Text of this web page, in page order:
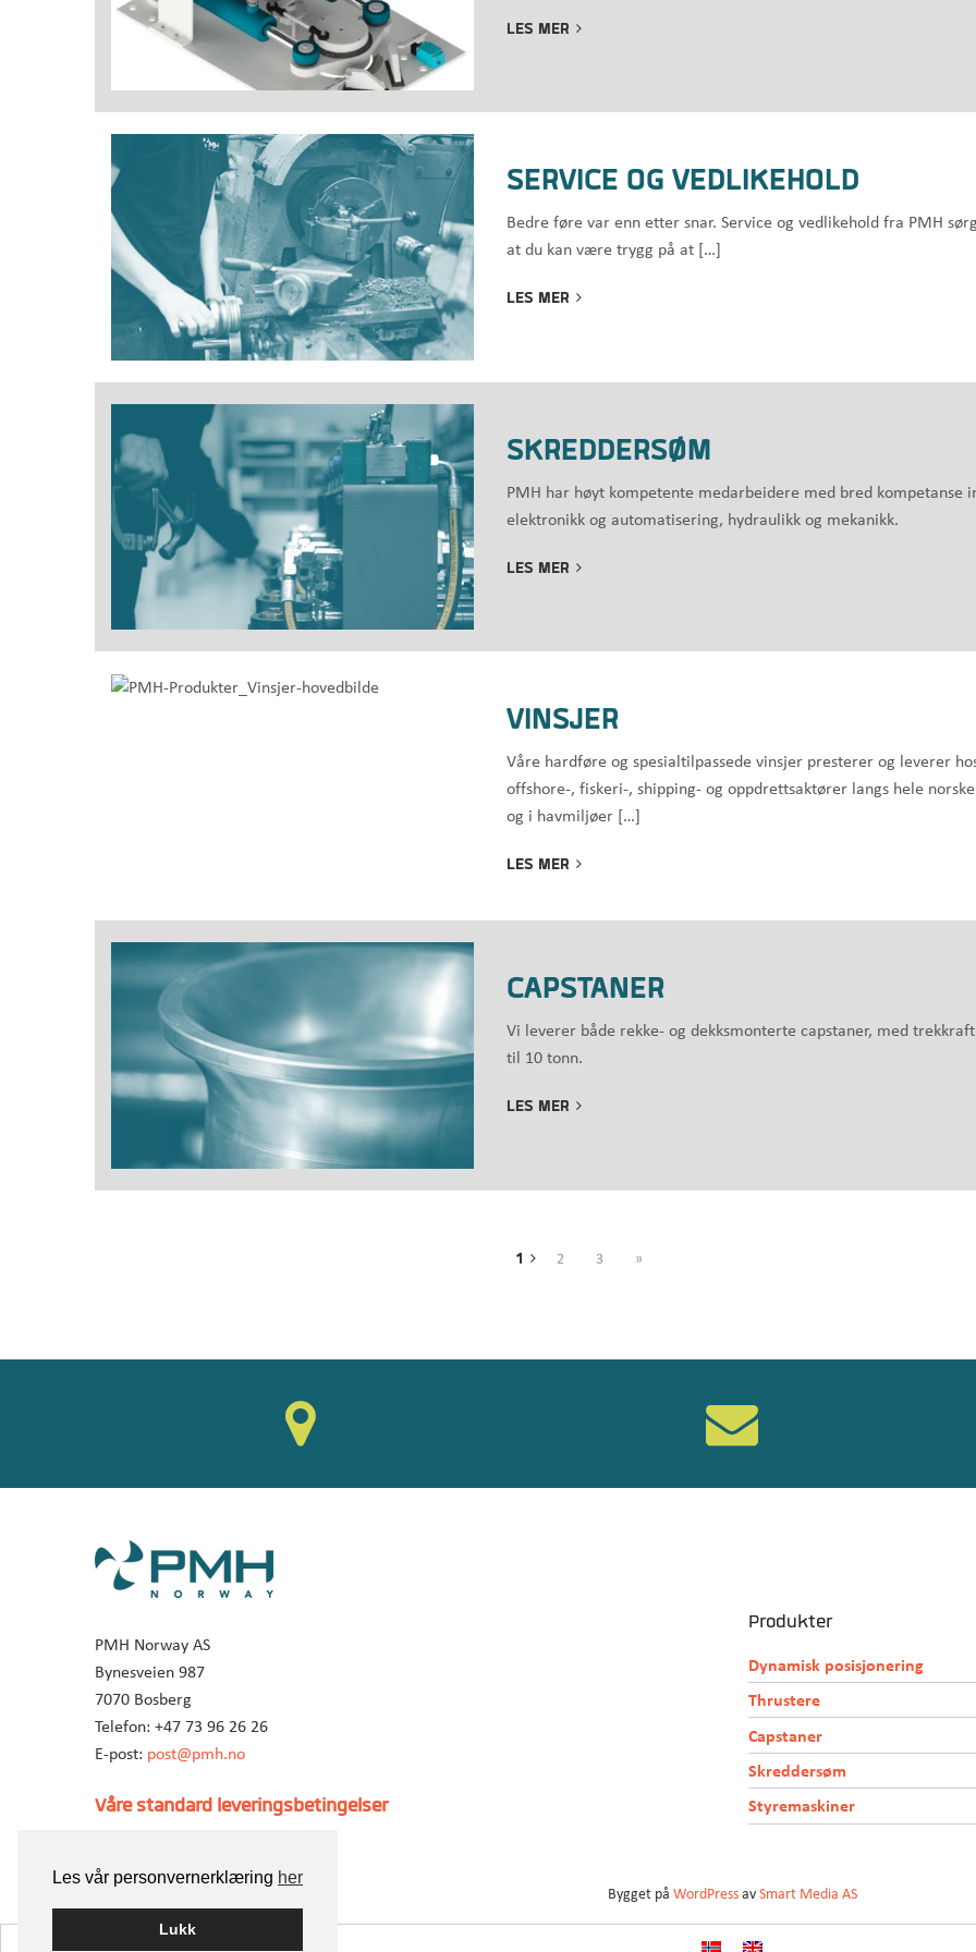
Les vår personvernerklæring her
Lukk
LES MER
SERVICE OG VEDLIKEHOLD
Bedre føre var enn etter snar. Service og vedlikehold fra PMH
at du kan være trygg på at […]
LES MER
SKREDDERSØM
PMH har høyt kompetente medarbeidere med bred kompetanse
elektronikk og automatisering, hydraulikk og mekanikk.
LES MER
VINSJER
Våre hardføre og spesialtilpassede vinsjer presterer og leverer
offshore-, fiskeri-, shipping- og oppdrettsaktører langs hele
og i havmiljøer […]
LES MER
CAPSTANER
Vi leverer både rekke- og dekksmonterte capstaner, med
til 10 tonn.
LES MER
1 2 3 »
PMH Norway AS
Bynesveien 987
7070 Bosberg
Telefon: +47 73 96 26 26
E-post: post@pmh.no
Våre standard leveringsbetingelser
Produkter
Dynamisk posisjonering
Thrustere
Capstaner
Skreddersøm
Styremaskiner
Bygget på WordPressav Smart Media AS